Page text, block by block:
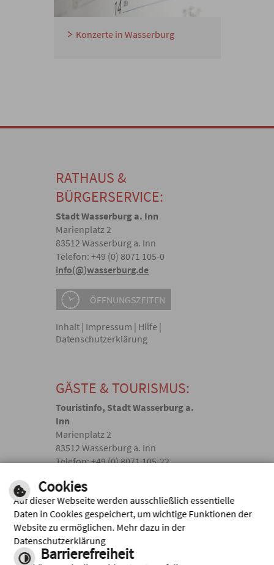
Konzerte in Wasserburg
RATHAUS &
BÜRGERSERVICE:
Stadt Wasserburg a. Inn
Marienplatz 2
83512 Wasserburg a. Inn
Telefon: +49 (0) 8071 105-0
info(@)wasserburg.de
ÖFFNUNGSZEITEN
Inhalt | Impressum | Hilfe |
Datenschutzerklärung
GÄSTE & TOURISMUS:
Touristinfo, Stadt Wasserburg a.
Inn
Marienplatz 2
83512 Wasserburg a. Inn
Telefon: +49 (0) 8071 105-22
Facebook
Instagram
Cookies
Auf dieser Webseite werden ausschließlich essentielle
Daten in Cookies gespeichert, um wichtige Funktionen der
Website zu ermöglichen. Mehr dazu in der
Datenschutzerklärung
Barrierefreiheit